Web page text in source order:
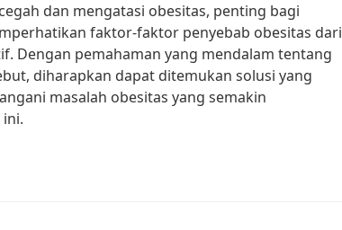
dan mengatasi obesitas, penting bagi
faktor-faktor penyebab obesitas dari
Dengan pemahaman yang mendalam tentang
diharapkan dapat ditemukan solusi yang
masalah obesitas yang semakin